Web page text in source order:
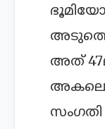
അത്
അകലെ
സംഗതി